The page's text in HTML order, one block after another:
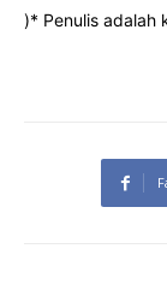
)* Penulis adalah